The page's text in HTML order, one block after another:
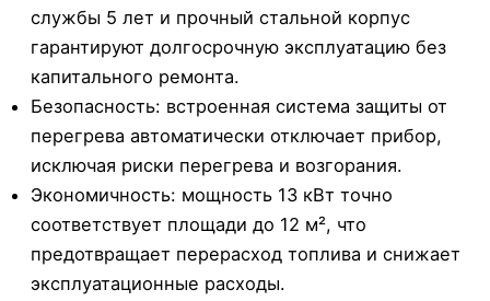
службы 5 лет и прочный стальной корпус
гарантируют долгосрочную эксплуатацию без
капитального ремонта.
Безопасность: встроенная система защиты от
перегрева автоматически отключает прибор,
исключая риски перегрева и возгорания.
Экономичность: мощность 13 кВт точно
соответствует площади до 12 м², что
предотвращает перерасход топлива и снижает
эксплуатационные расходы.